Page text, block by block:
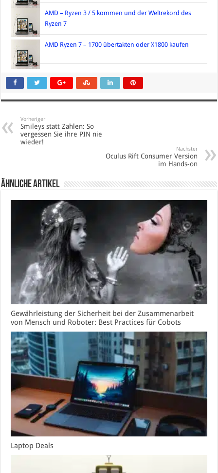
AMD – Ryzen 3 / 5 kommen und der Weltrekord des
Ryzen 7
AMD Ryzen 7 – 1700 übertakten oder X1800 kaufen
Vorheriger
Smileys statt Zahlen: So
vergessen Sie ihre PIN nie
wieder!
Nächster
Oculus Rift Consumer Version
im Hands-on
Ähnliche Artikel
Gewährleistung der Sicherheit bei der Zusammenarbeit
von Mensch und Roboter: Best Practices für Cobots
Laptop Deals